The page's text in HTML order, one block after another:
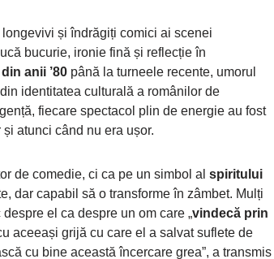
și îndrăgiți comici ai scenei
bucurie, ironie fină și reflecție în
anii ’80 până la turneele recente, umorul
identitatea culturală a românilor de
fiecare spectacol plin de energie au fost
atunci când nu era ușor.
de comedie, ci ca pe un simbol al spiritului
dar capabil să o transforme în zâmbet. Mulți
el ca despre un om care „vindecă prin
aceeași grijă cu care el a salvat suflete de
cu bine această încercare grea”, a transmis